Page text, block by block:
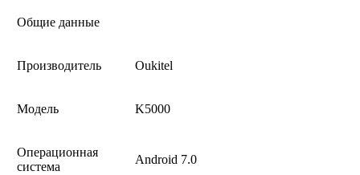
Общие данные
Производитель Oukitel
Модель K5000
Операционная
система
Android 7.0